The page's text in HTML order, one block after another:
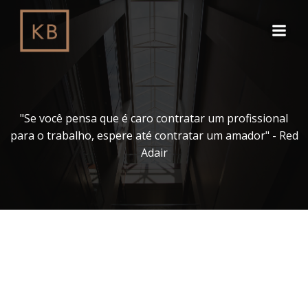
o
conteúdo
"Se você pensa que é caro contratar um profissional
para o trabalho, espere até contratar um amador" - Red
Adair